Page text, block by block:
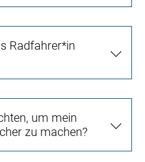
Radfahrer*in
um mein
zu machen?